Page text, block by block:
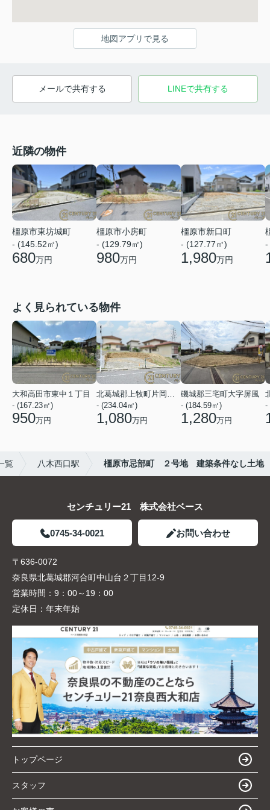
地図アプリで見る
メールで共有する LINEで共有する
近隣の物件
橿原市東坊城町
- (145.52㎡)
680万円
橿原市小房町
- (129.79㎡)
980万円
橿原市新口町
- (127.77㎡)
1,980万円
-
よく見られている物件
大和高田市東中１丁目
- (167.23㎡)
950万円
北葛城郡上牧町片岡台１丁目
- (234.04㎡)
1,080万円
磯城郡三宅町大字屏風
- (184.59㎡)
1,280万円
-
覧 八木西口駅 橿原市忌部町 ２号地 建築条件なし土地
センチュリー21 株式会社ベース
0745-34-0021 お問い合わせ
〒636-0072
奈良県北葛城郡河合町中山台２丁目12-9
営業時間： 9：00～19：00
定休日： 年末年始
トップページ
スタッフ